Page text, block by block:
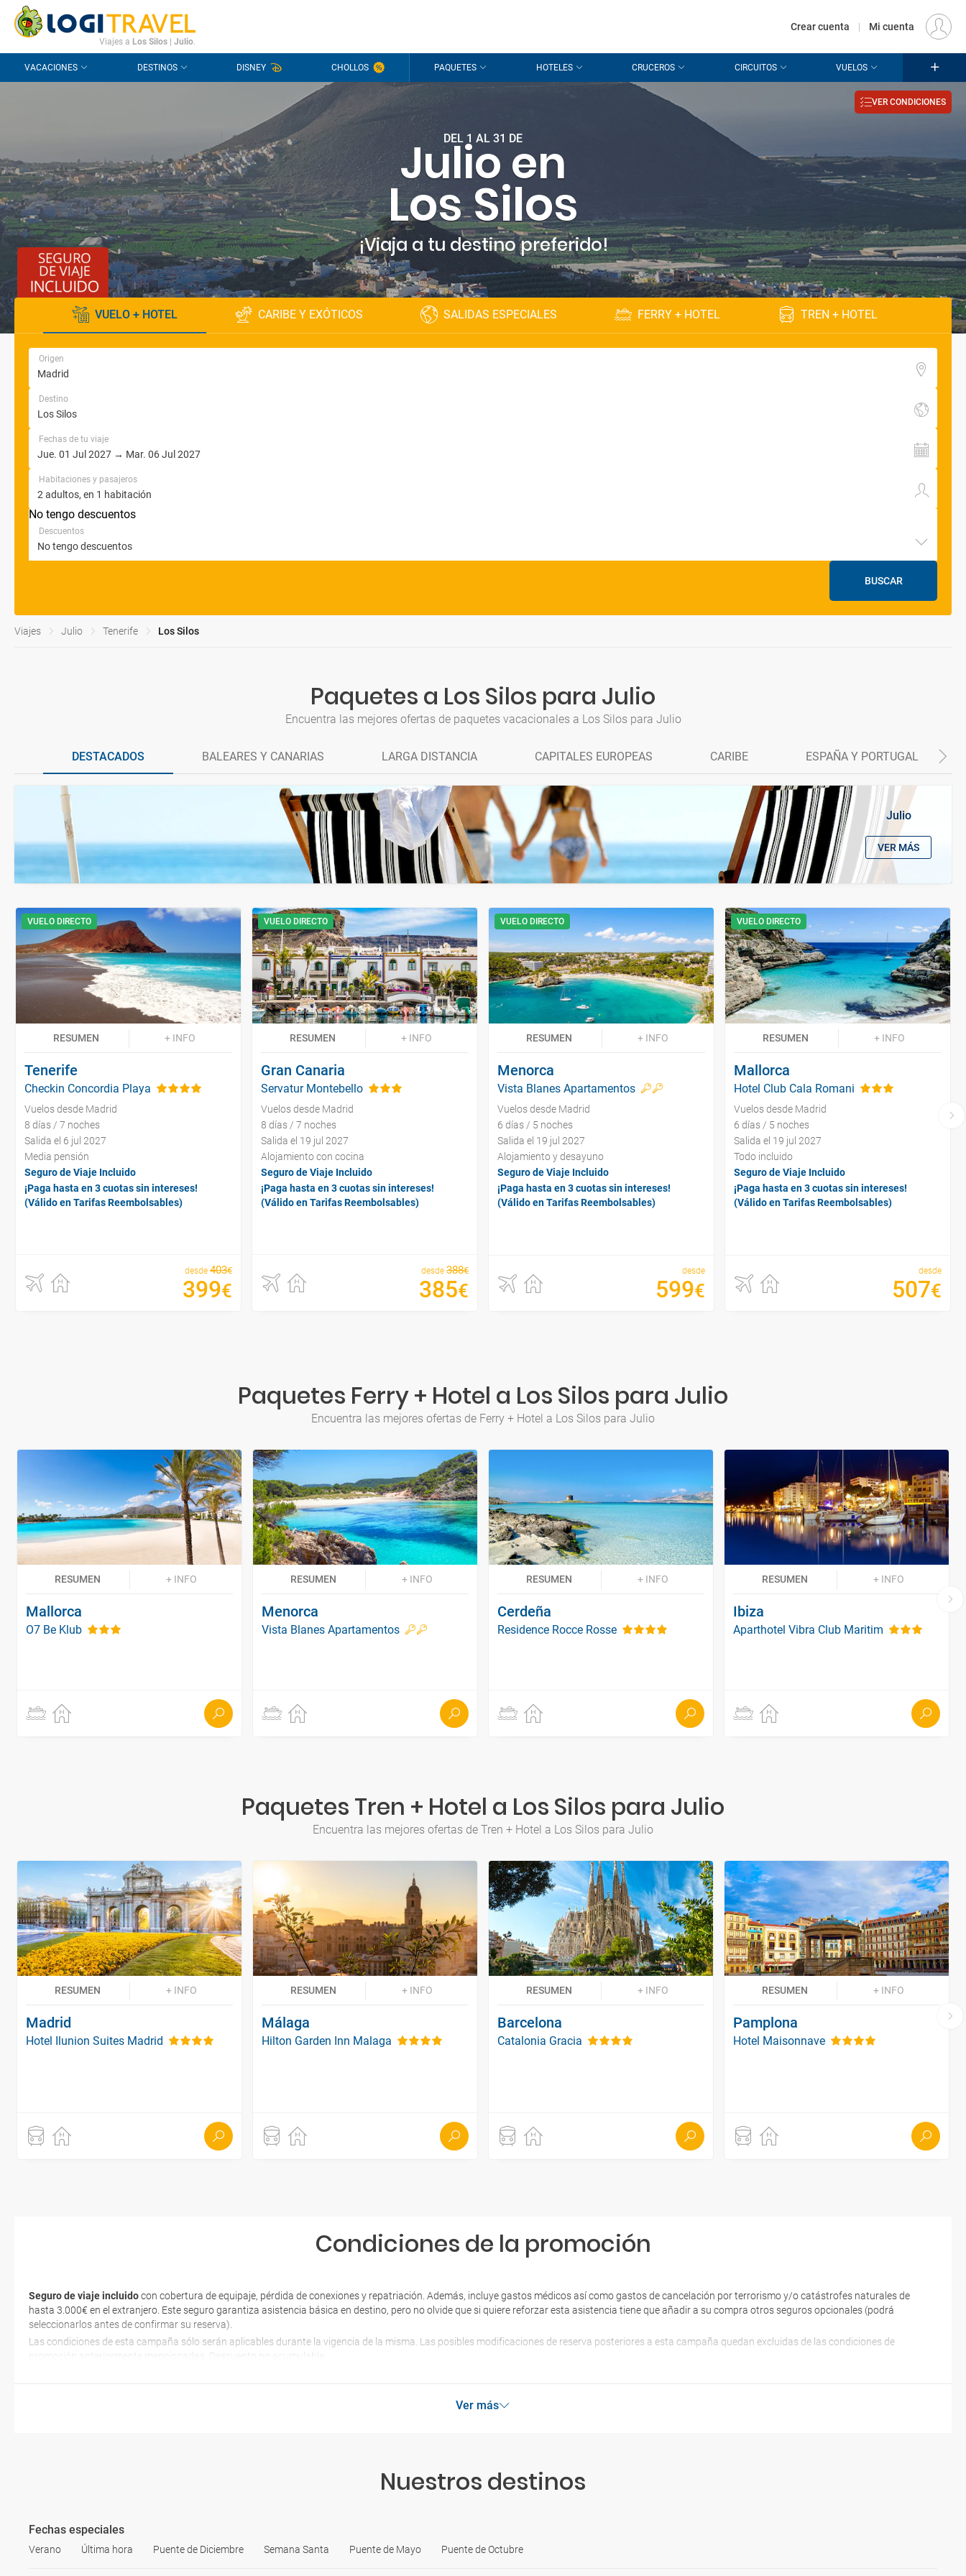
CONTACTO PREGUNTAS FRECUENTES EUR
Viajes a Los Silos| Julio.
Crear cuenta | Mi cuenta
VACACIONES DESTINOS DISNEY CHOLLOS PAQUETES HOTELES CRUCEROS CIRCUITOS VUELOS
DEL 1 AL 31 DE
Julio en
Los Silos
¡Viaja a tu destino preferido!
VER CONDICIONES
VUELO + HOTEL CARIBE Y EXÓTICOS SALIDAS ESPECIALES FERRY + HOTEL TREN + HOTEL
Origen
Destino
Fechas de tu viaje
Habitaciones y pasajeros
No tengo descuentos
Descuentos
BUSCAR
Viajes Julio Tenerife Los Silos
Paquetes a Los Silos para Julio
Encuentra las mejores ofertas de paquetes vacacionales a Los Silos para Julio
DESTACADOS BALEARES Y CANARIAS LARGA DISTANCIA CAPITALES EUROPEAS CARIBE ESPAÑA Y PORTUGAL
Julio
VER MÁS
VUELO DIRECTO
RESUMEN + INFO
Tenerife
Checkin Concordia Playa
Vuelos desde Madrid
8 días / 7 noches
Salida el 6 jul 2027
Media pensión
Seguro de Viaje Incluido
¡Paga hasta en 3 cuotas sin intereses!
(Válido en Tarifas Reembolsables)
desde 403€
399€
VUELO DIRECTO
RESUMEN + INFO
Gran Canaria
Servatur Montebello
Vuelos desde Madrid
8 días / 7 noches
Salida el 19 jul 2027
Alojamiento con cocina
Seguro de Viaje Incluido
¡Paga hasta en 3 cuotas sin intereses!
(Válido en Tarifas Reembolsables)
desde 388€
385€
VUELO DIRECTO
RESUMEN + INFO
Menorca
Vista Blanes Apartamentos
Vuelos desde Madrid
6 días / 5 noches
Salida el 19 jul 2027
Alojamiento y desayuno
Seguro de Viaje Incluido
¡Paga hasta en 3 cuotas sin intereses!
(Válido en Tarifas Reembolsables)
desde
599€
VUELO DIRECTO
RESUMEN + INFO
Mallorca
Hotel Club Cala Romani
Vuelos desde Madrid
6 días / 5 noches
Salida el 19 jul 2027
Todo incluido
Seguro de Viaje Incluido
¡Paga hasta en 3 cuotas sin intereses!
(Válido en Tarifas Reembolsables)
desde
507€
Paquetes Ferry + Hotel a Los Silos para Julio
Encuentra las mejores ofertas de Ferry + Hotel a Los Silos para Julio
RESUMEN + INFO
Mallorca
O7 Be Klub
RESUMEN + INFO
Menorca
Vista Blanes Apartamentos
RESUMEN + INFO
Cerdeña
Residence Rocce Rosse
RESUMEN + INFO
Ibiza
Aparthotel Vibra Club Maritim
Paquetes Tren + Hotel a Los Silos para Julio
Encuentra las mejores ofertas de Tren + Hotel a Los Silos para Julio
RESUMEN + INFO
Madrid
Hotel Ilunion Suites Madrid
RESUMEN + INFO
Málaga
Hilton Garden Inn Malaga
RESUMEN + INFO
Barcelona
Catalonia Gracia
RESUMEN + INFO
Pamplona
Hotel Maisonnave
Condiciones de la promoción
Seguro de viaje incluidocon cobertura de equipaje, pérdida de conexiones y repatriación. Además, incluye gastos médicos así como gastos de cancelación por terrorismo y/o catástrofes naturales de
hasta 3.000€ en el extranjero. Este seguro garantiza asistencia básica en destino, pero no olvide que si quiere reforzar esta asistencia tiene que añadir a su compra otros seguros opcionales (podrá
seleccionarlos antes de confirmar su reserva).
Las condiciones de esta campaña sólo serán aplicables durante la vigencia de la misma. Las posibles modificaciones de reserva posteriores a esta campaña quedan excluidas de las condiciones de
promoción anteriormente mencionadas. Descuento no acumulable.
Ver más
Nuestros destinos
Fechas especiales
Verano Última hora Puente de Diciembre Semana Santa Puente de Mayo Puente de Octubre